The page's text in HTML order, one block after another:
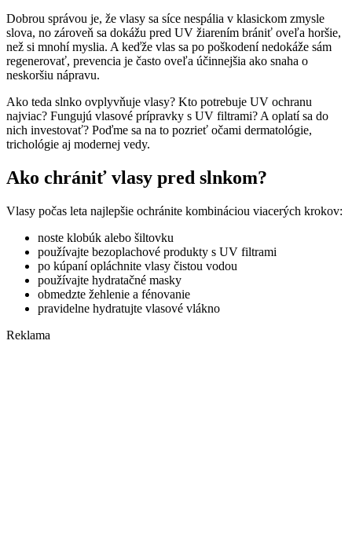
Dobrou správou je, že vlasy sa síce nespália v klasickom zmysle
slova, no zároveň sa dokážu pred UV žiarením brániť oveľa horšie,
než si mnohí myslia. A keďže vlas sa po poškodení nedokáže sám
regenerovať, prevencia je často oveľa účinnejšia ako snaha o
neskoršiu nápravu.
Ako teda slnko ovplyvňuje vlasy? Kto potrebuje UV ochranu
najviac? Fungujú vlasové prípravky s UV filtrami? A oplatí sa do
nich investovať? Poďme sa na to pozrieť očami dermatológie,
trichológie aj modernej vedy.
Ako chrániť vlasy pred slnkom?
Vlasy počas leta najlepšie ochránite kombináciou viacerých krokov:
noste klobúk alebo šiltovku
používajte bezoplachové produkty s UV filtrami
po kúpaní opláchnite vlasy čistou vodou
používajte hydratačné masky
obmedzte žehlenie a fénovanie
pravidelne hydratujte vlasové vlákno
Reklama